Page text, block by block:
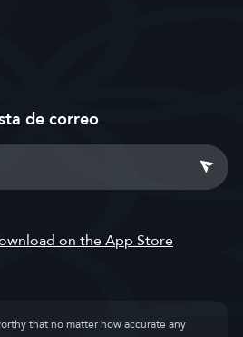
de correo
that no matter how accurate any